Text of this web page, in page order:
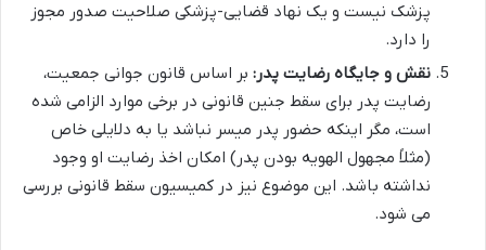
پزشک نیست و یک نهاد قضایی-پزشکی صلاحیت صدور مجوز
را دارد.
نقش و جایگاه رضایت پدر: بر اساس قانون جوانی جمعیت،
رضایت پدر برای سقط جنین قانونی در برخی موارد الزامی شده
است، مگر اینکه حضور پدر میسر نباشد یا به دلایلی خاص
(مثلاً مجهول الهویه بودن پدر) امکان اخذ رضایت او وجود
نداشته باشد. این موضوع نیز در کمیسیون سقط قانونی بررسی
می شود.